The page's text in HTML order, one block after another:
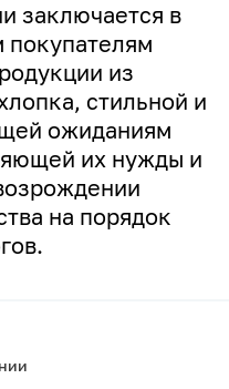
заключается в
покупателям
из
стильной и
ожиданиям
их нужды и
на порядок